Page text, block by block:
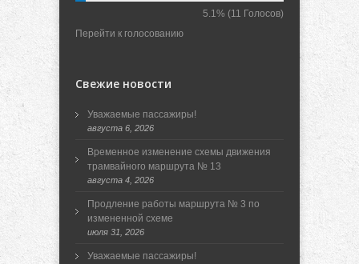
5.1% (11 Голосов)
Перейти к голосованию
Свежие новости
Уважаемые пассажиры!
августа 6, 2026
Временное изменение схемы движения
трамвайного маршрута № 13
августа 4, 2026
Продление работы маршрута № 3 по
измененной схеме
июля 31, 2026
Уважаемые пассажиры!